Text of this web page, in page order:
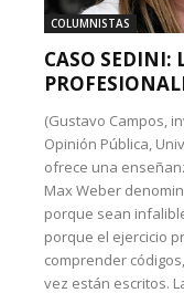
COLUMNISTAS
CASO SEDINI:
(Gustavo Campos,
Opinión Pública,
ofrece una
Max Weber
porque sean
porque el ejercicio
comprender
vez están escritos.